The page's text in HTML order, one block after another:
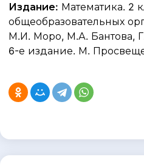
Издание: Математика. 2
общеобразовательных
М.И. Моро, М.А. Бантова,
6-е издание. М.